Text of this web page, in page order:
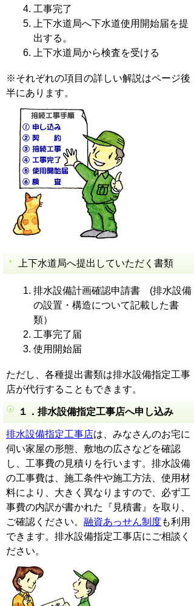
工事完了
上下水道局へ下水道使用開始届を提
出する。
上下水道局から検査を受ける
※それぞれの項目の詳しい解説はページ後
半にあります。
上下水道局へ提出していただく書類
排水設備計画確認申請書 (排水設備
の設置・構造について記載した書
類）
工事完了届
使用開始届
ただし、各種提出書類は排水設備指定工事
店が代行することもできます。
１．排水設備指定工事店へ申し込み
排水設備指定工事店は、みなさんのお宅に
伺い家屋の形態、敷地の広さなどを確認
し、工事費の見積りを行います。排水設備
の工事費は、施工条件や施工方法、使用材
料により、大きく異なりますので、必ず工
事費の内訳が書かれた『見積書』を取り、
ご確認ください。 融資あっせん制度も利用
できます。排水設備指定工事店にご相談く
ださい。